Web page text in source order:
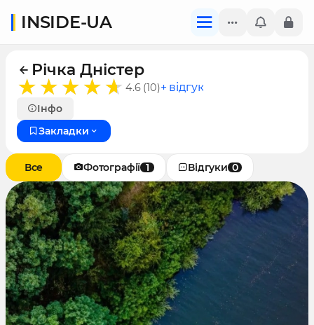
INSIDE-UA
Річка Дністер
4.6 (10)+ відгук
Інфо
Закладки
Все Фотографії 1 Відгуки 0